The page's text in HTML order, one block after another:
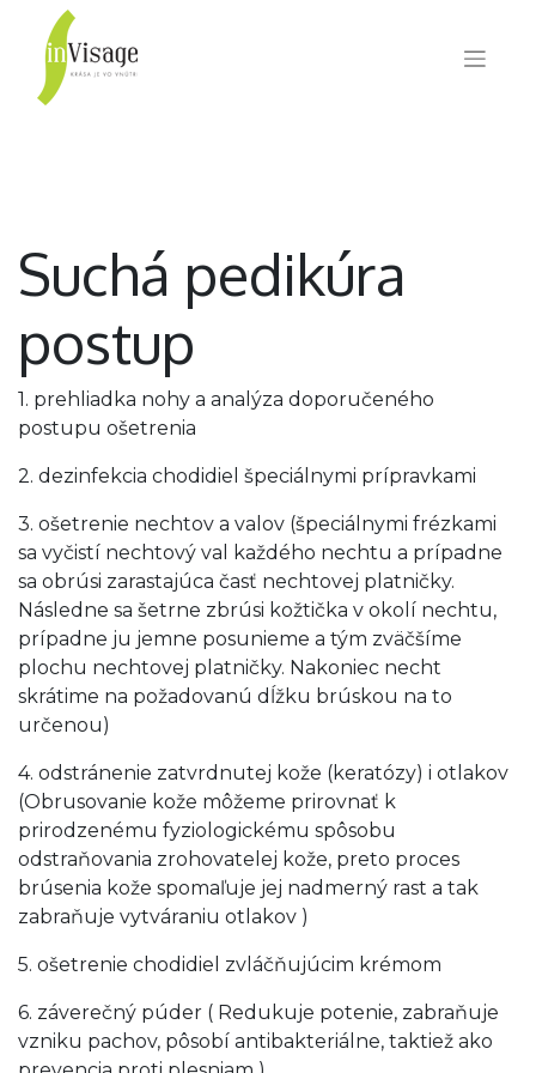
Suchá pedikúra
postup
1. prehliadka nohy a analýza doporučeného
postupu ošetrenia
2. dezinfekcia chodidiel špeciálnymi prípravkami
3. ošetrenie nechtov a valov (špeciálnymi frézkami
sa vyčistí nechtový val každého nechtu a prípadne
sa obrúsi zarastajúca časť nechtovej platničky.
Následne sa šetrne zbrúsi kožtička v okolí nechtu,
prípadne ju jemne posunieme a tým zväčšíme
plochu nechtovej platničky. Nakoniec necht
skrátime na požadovanú dĺžku brúskou na to
určenou)
4. odstránenie zatvrdnutej kože (keratózy) i otlakov
(Obrusovanie kože môžeme prirovnať k
prirodzenému fyziologickému spôsobu
odstraňovania zrohovatelej kože, preto proces
brúsenia kože spomaľuje jej nadmerný rast a tak
zabraňuje vytváraniu otlakov )
5. ošetrenie chodidiel zvláčňujúcim krémom
6. záverečný púder ( Redukuje potenie, zabraňuje
vzniku pachov, pôsobí antibakteriálne, taktiež ako